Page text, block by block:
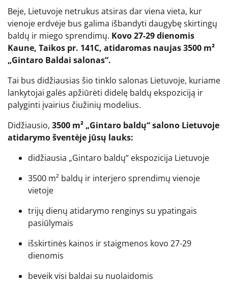
Beje, Lietuvoje netrukus atsiras dar viena vieta, kur
vienoje erdvėje bus galima išbandyti daugybę skirtingų
baldų ir miego sprendimų. Kovo 27-29 dienomis
Kaune, Taikos pr. 141C, atidaromas naujas 3500 m²
„Gintaro Baldai salonas“.
Tai bus didžiausias šio tinklo salonas Lietuvoje, kuriame
lankytojai galės apžiūrėti didelę baldų ekspoziciją ir
palyginti įvairius čiužinių modelius.
Didžiausio, 3500 m² „Gintaro baldų“ salono Lietuvoje
atidarymo šventėje jūsų lauks:
didžiausia „Gintaro baldų“ ekspozicija Lietuvoje
3500 m² baldų ir interjero sprendimų vienoje
vietoje
trijų dienų atidarymo renginys su ypatingais
pasiūlymais
išskirtinės kainos ir staigmenos kovo 27-29
dienomis
beveik visi baldai su nuolaidomis